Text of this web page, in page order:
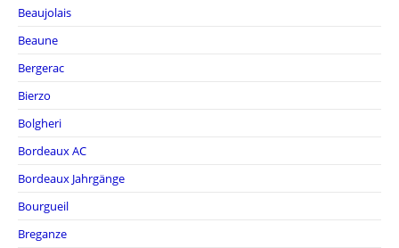
Beaujolais
Beaune
Bergerac
Bierzo
Bolgheri
Bordeaux AC
Bordeaux Jahrgänge
Bourgueil
Breganze